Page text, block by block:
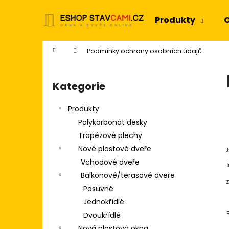
Produkty
Domů Podmínky ochrany osobních údajů
Přeskočit
kategorie
Kategorie
Produkty
Polykarbonát desky
Trapézové plechy
Nové plastové dveře
Vchodové dveře
Balkonové/terasové dveře
Posuvné
Jednokřídlé
Dvoukřídlé
Zpět
Zpět